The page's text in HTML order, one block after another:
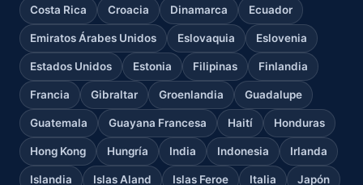
Costa Rica Croacia Dinamarca Ecuador
Emiratos Árabes Unidos Eslovaquia Eslovenia
Estados Unidos Estonia Filipinas Finlandia
Francia Gibraltar Groenlandia Guadalupe
Guatemala Guayana Francesa Haití Honduras
Hong Kong Hungría India Indonesia Irlanda
Islandia Islas Aland Islas Feroe Italia Japón